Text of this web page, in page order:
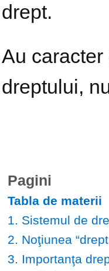
drept.
Au
dreptului,
Pagini
Tabla de materii
1. Sistemul de
2. Noţiunea
3. Importanţa